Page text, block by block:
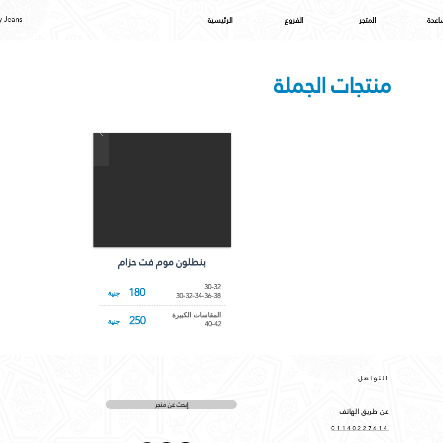
Jeans الرئيسية الفروع المتجر
منتجات الجملة
بنطلون موم فت حزام
جنية 180
30-32
30-32-34-36-38
جنية 250
المقاسات الكبيرة
40-42
التواصل
إبحث عن متجر
عن طريق الهاتف
01140227614